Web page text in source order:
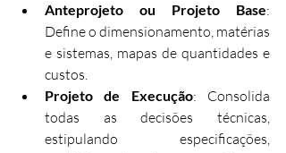
Anteprojeto ou Projeto Base:
Define o dimensionamento, matérias
e sistemas, mapas de quantidades e
custos.
Projeto de Execução: Consolida
todas as decisões técnicas,
estipulando especificações,